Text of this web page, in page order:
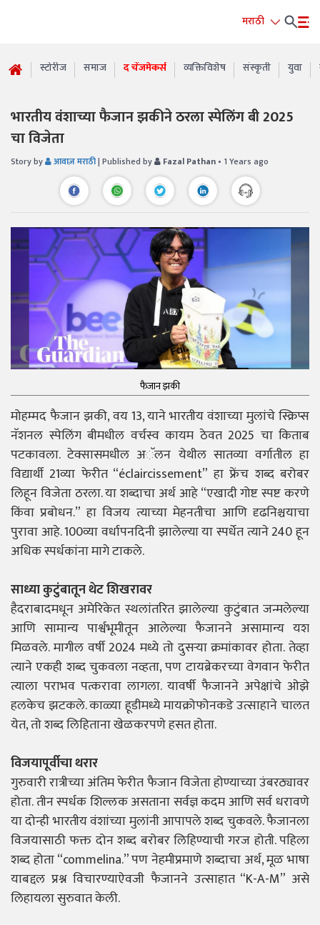
मराठी
स्टोरीज समाज द चेंजमेकर्स व्यक्तिविशेष संस्कृती युवा
भारतीय वंशाच्या फैजान झकीने ठरला स्पेलिंग बी 2025
चा विजेता
Story by आवाज़ मराठी| Published by Fazal Pathan • 1 Years ago
फैजान झकी
मोहम्मद फैजान झकी, वय 13, याने भारतीय वंशाच्या मुलांचे स्क्रिप्स
नॅशनल स्पेलिंग बीमधील वर्चस्व कायम ठेवत 2025 चा किताब
पटकावला. टेक्सासमधील अॅलन येथील सातव्या वर्गातील हा
विद्यार्थी 21व्या फेरीत “éclaircissement” हा फ्रेंच शब्द बरोबर
लिहून विजेता ठरला. या शब्दाचा अर्थ आहे “एखादी गोष्ट स्पष्ट करणे
किंवा प्रबोधन.” हा विजय त्याच्या मेहनतीचा आणि दृढनिश्चयाचा
पुरावा आहे. 100व्या वर्धापनदिनी झालेल्या या स्पर्धेत त्याने 240 हून
अधिक स्पर्धकांना मागे टाकले.
साध्या कुटुंबातून थेट शिखरावर
हैदराबादमधून अमेरिकेत स्थलांतरित झालेल्या कुटुंबात जन्मलेल्या
आणि सामान्य पार्श्वभूमीतून आलेल्या फैजानने असामान्य यश
मिळवले. मागील वर्षी 2024 मध्ये तो दुसऱ्या क्रमांकावर होता. तेव्हा
त्याने एकही शब्द चुकवला नव्हता, पण टायब्रेकरच्या वेगवान फेरीत
त्याला पराभव पत्करावा लागला. यावर्षी फैजानने अपेक्षांचे ओझे
हलकेच झटकले. काळ्या हूडीमध्ये मायक्रोफोनकडे उत्साहाने चालत
येत, तो शब्द लिहिताना खेळकरपणे हसत होता.
विजयापूर्वीचा थरार
गुरुवारी रात्रीच्या अंतिम फेरीत फैजान विजेता होण्याच्या उंबरठ्यावर
होता. तीन स्पर्धक शिल्लक असताना सर्वज्ञ कदम आणि सर्व धरावणे
या दोन्ही भारतीय वंशांच्या मुलांनी आपापले शब्द चुकवले. फैजानला
विजयासाठी फक्त दोन शब्द बरोबर लिहिण्याची गरज होती. पहिला
शब्द होता “commelina.” पण नेहमीप्रमाणे शब्दाचा अर्थ, मूळ भाषा
याबद्दल प्रश्न विचारण्याऐवजी फैजानने उत्साहात “K-A-M” असे
लिहायला सुरुवात केली.